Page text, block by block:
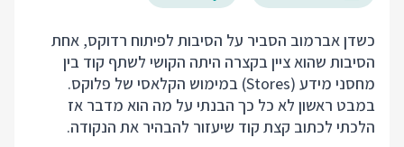
כשדן אברמוב הסביר על הסיבות לפיתוח רדוקס, אחת
הסיבות שהוא ציין בקצרה היתה הקושי לשתף קוד בין
מחסני מידע (Stores) במימוש הקלאסי של פלוקס.
במבט ראשון לא כל כך הבנתי על מה הוא מדבר אז
הלכתי לכתוב קצת קוד שיעזור להבהיר את הנקודה.